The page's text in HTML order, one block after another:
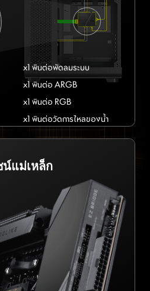
x1 พินต่อพัดลมระบบ
x1 พินต่อ ARGB
x1 พินต่อ RGB
x1 พินต่อวัดการไหลของน้ำ
น์แม่เหล็ก